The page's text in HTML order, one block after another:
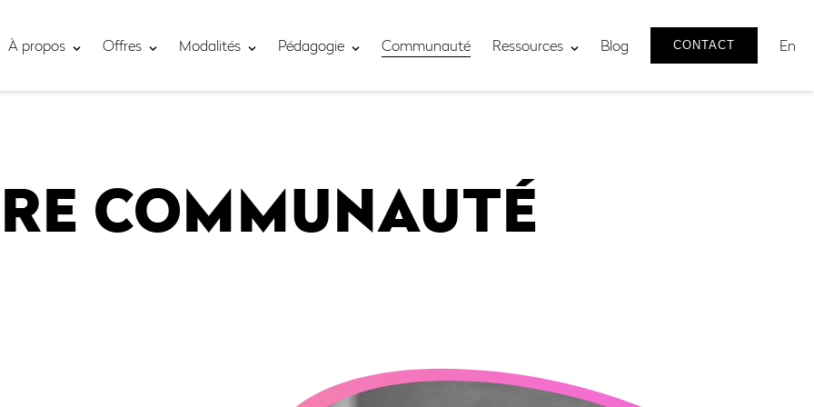
À propos Offres Modalités Pédagogie Communauté Ressources Blog CONTACT En
COMMUNAUTÉ